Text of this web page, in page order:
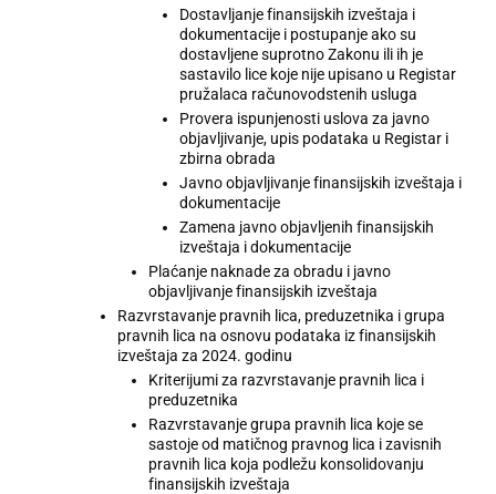
Dostavljanje finansijskih izveštaja i
dokumentacije i postupanje ako su
dostavljene suprotno Zakonu ili ih je
sastavilo lice koje nije upisano u Registar
pružalaca računovodstenih usluga
Provera ispunjenosti uslova za javno
objavljivanje, upis podataka u Registar i
zbirna obrada
Javno objavljivanje finansijskih izveštaja i
dokumentacije
Zamena javno objavljenih finansijskih
izveštaja i dokumentacije
Plaćanje naknade za obradu i javno
objavljivanje finansijskih izveštaja
Razvrstavanje pravnih lica, preduzetnika i grupa
pravnih lica na osnovu podataka iz finansijskih
izveštaja za 2024. godinu
Kriterijumi za razvrstavanje pravnih lica i
preduzetnika
Razvrstavanje grupa pravnih lica koje se
sastoje od matičnog pravnog lica i zavisnih
pravnih lica koja podležu konsolidovanju
finansijskih izveštaja